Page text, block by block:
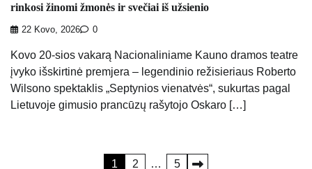
rinkosi žinomi žmonės ir svečiai iš užsienio
22 Kovo, 2026 0
Kovo 20-sios vakarą Nacionaliniame Kauno dramos teatre
įvyko išskirtinė premjera – legendinio režisieriaus Roberto
Wilsono spektaklis „Septynios vienatvės“, sukurtas pagal
Lietuvoje gimusio prancūzų rašytojo Oskaro […]
1 2 … 5